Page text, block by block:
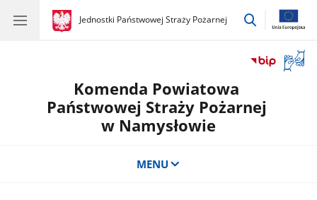
gov.pl
Jednostki Państwowej Straży Pożarnej
gov.pl
Jednostki
przejdź
okno
Komenda Powiatowa
Państwowej Straży Pożarnej
w Namysłowie
MENU